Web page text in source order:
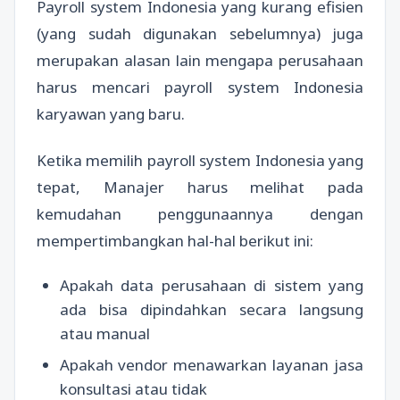
Payroll system Indonesia yang kurang efisien
(yang sudah digunakan sebelumnya) juga
merupakan alasan lain mengapa perusahaan
harus mencari payroll system Indonesia
karyawan yang baru.
Ketika memilih payroll system Indonesia yang
tepat, Manajer harus melihat pada
kemudahan penggunaannya dengan
mempertimbangkan hal-hal berikut ini:
Apakah data perusahaan di sistem yang
ada bisa dipindahkan secara langsung
atau manual
Apakah vendor menawarkan layanan jasa
konsultasi atau tidak